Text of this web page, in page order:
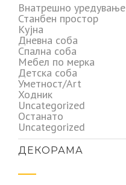
Внатрешно уредување
Станбен простор
Кујна
Дневна соба
Спална соба
Мебел по мерка
Детска соба
Уметност/Art
Ходник
Uncategorized
Останато
Uncategorized
ДЕКОРАМА